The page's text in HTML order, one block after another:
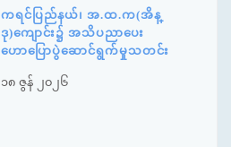
ကရင်ပြည်နယ်၊ အ.ထ.က(အိန္
ဒု)ကျောင်း၌ အသိပညာပေး
ဟောပြောပွဲဆောင်ရွက်မှုသတင်း
၁၈ ဇွန် ၂၀၂၆